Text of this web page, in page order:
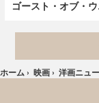
ゴースト・オブ・ウ
ホーム › 映画 › 洋画ニュ